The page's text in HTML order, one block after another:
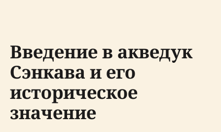
Введение в акведук
Сэнкава и его
историческое
значение